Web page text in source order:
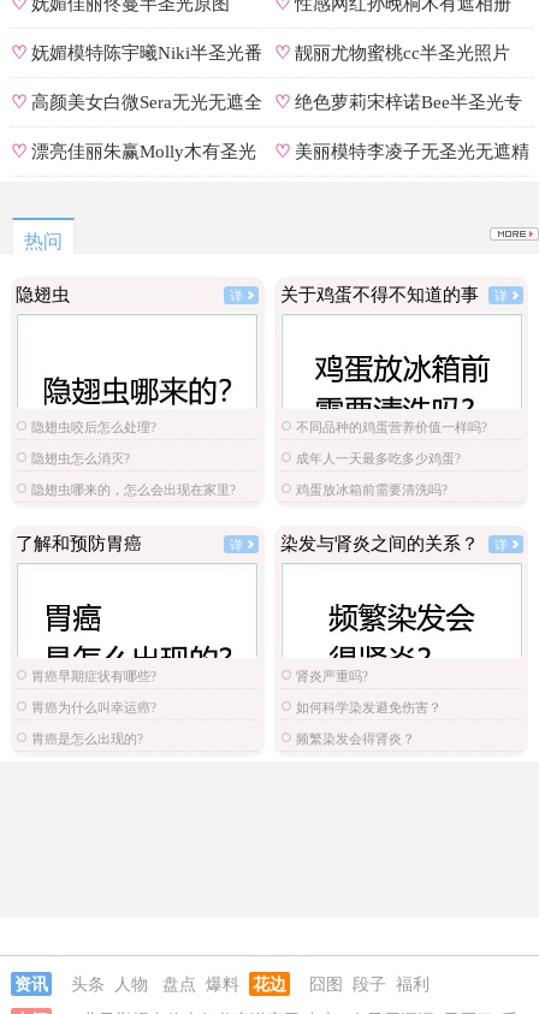
♡妩媚模特陈宇曦Niki半圣光番
号
♡ 靓丽尤物蜜桃cc半圣光照片
♡高颜美女白微Sera无光无遮全
集
♡ 绝色萝莉宋梓诺Bee半圣光专
辑
♡漂亮佳丽朱赢Molly木有圣光 ♡ 美丽模特李凌子无圣光无遮精
热问
隐翅虫 详
隐翅虫咬后怎么处理?
隐翅虫怎么消灭?
隐翅虫哪来的，怎么会出现在家里?
关于鸡蛋不得不知道的事 详
不同品种的鸡蛋营养价值一样吗?
成年人一天最多吃多少鸡蛋?
鸡蛋放冰箱前需要清洗吗?
了解和预防胃癌 详
胃癌早期症状有哪些?
胃癌为什么叫幸运癌?
胃癌是怎么出现的?
染发与肾炎之间的关系？ 详
肾炎严重吗?
如何科学染发避免伤害？
频繁染发会得肾炎？
资讯 头条 人物 盘点 爆料 花边 囧图 段子 福利